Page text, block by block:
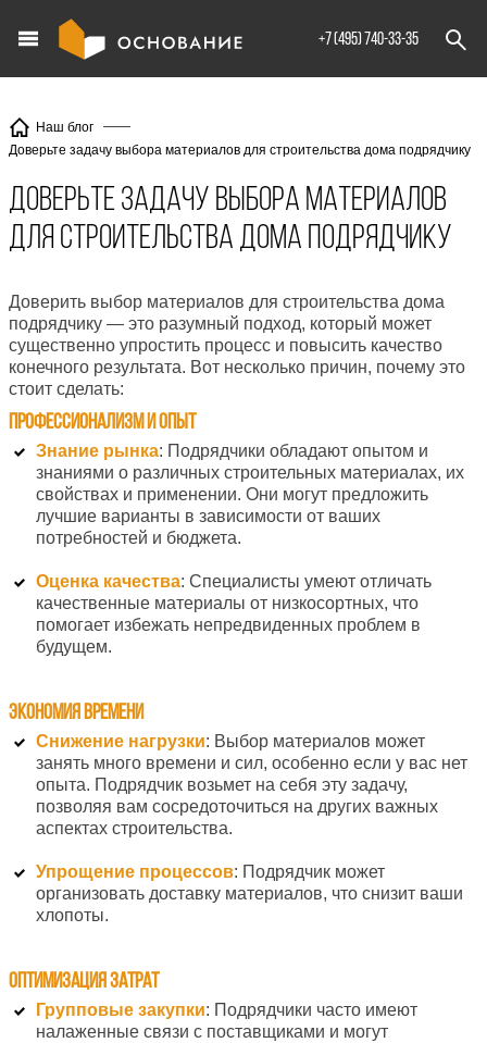
+7 (495) 740-33-35
Наш блог
Доверьте задачу выбора материалов для строительства дома подрядчику
Доверьте задачу выбора материалов
для строительства дома подрядчику
Доверить выбор материалов для строительства дома
подрядчику — это разумный подход, который может
существенно упростить процесс и повысить качество
конечного результата. Вот несколько причин, почему это
стоит сделать:
Профессионализм и опыт
Знание рынка: Подрядчики обладают опытом и
знаниями о различных строительных материалах, их
свойствах и применении. Они могут предложить
лучшие варианты в зависимости от ваших
потребностей и бюджета.
Оценка качества: Специалисты умеют отличать
качественные материалы от низкосортных, что
помогает избежать непредвиденных проблем в
будущем.
Экономия времени
Снижение нагрузки: Выбор материалов может
занять много времени и сил, особенно если у вас нет
опыта. Подрядчик возьмет на себя эту задачу,
позволяя вам сосредоточиться на других важных
аспектах строительства.
Упрощение процессов: Подрядчик может
организовать доставку материалов, что снизит ваши
хлопоты.
Оптимизация затрат
Групповые закупки: Подрядчики часто имеют
налаженные связи с поставщиками и могут